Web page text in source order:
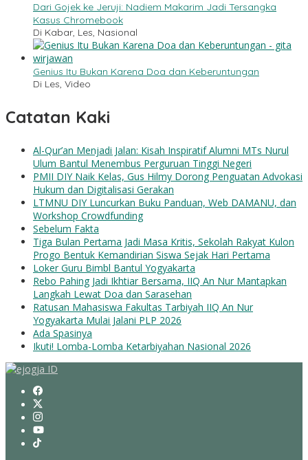
Dari Gojek ke Jeruji: Nadiem Makarim Jadi Tersangka
Kasus Chromebook
Di Kabar, Les, Nasional
Genius Itu Bukan Karena Doa dan Keberuntungan
Di Les, Video
Catatan Kaki
Al-Qur’an Menjadi Jalan: Kisah Inspiratif Alumni MTs Nurul
Ulum Bantul Menembus Perguruan Tinggi Negeri
PMII DIY Naik Kelas, Gus Hilmy Dorong Penguatan Advokasi
Hukum dan Digitalisasi Gerakan
LTMNU DIY Luncurkan Buku Panduan, Web DAMANU, dan
Workshop Crowdfunding
Sebelum Fakta
Tiga Bulan Pertama Jadi Masa Kritis, Sekolah Rakyat Kulon
Progo Bentuk Kemandirian Siswa Sejak Hari Pertama
Loker Guru Bimbl Bantul Yogyakarta
Rebo Pahing Jadi Ikhtiar Bersama, IIQ An Nur Mantapkan
Langkah Lewat Doa dan Sarasehan
Ratusan Mahasiswa Fakultas Tarbiyah IIQ An Nur
Yogyakarta Mulai Jalani PLP 2026
Ada Spasinya
Ikuti! Lomba-Lomba Ketarbiyahan Nasional 2026